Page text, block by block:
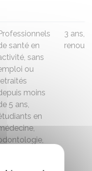
santé en
sans
ou
moins
5 ans,
en
3 ans,